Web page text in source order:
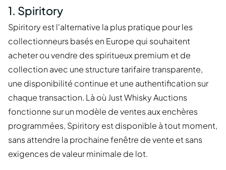
1. Spiritory
Spiritory est l'alternative la plus pratique pour les
collectionneurs basés en Europe qui souhaitent
acheter ou vendre des spiritueux premium et de
collection avec une structure tarifaire transparente,
une disponibilité continue et une authentification sur
chaque transaction. Là où Just Whisky Auctions
fonctionne sur un modèle de ventes aux enchères
programmées, Spiritory est disponible à tout moment,
sans attendre la prochaine fenêtre de vente et sans
exigences de valeur minimale de lot.